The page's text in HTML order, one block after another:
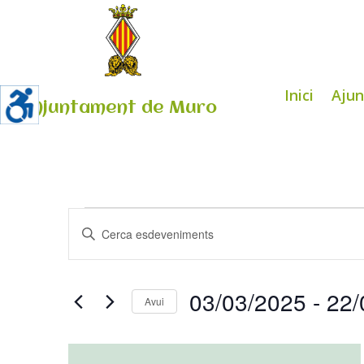
Ajuntament de Muro
Inici
Esdeveniments
Navegació
visual
i
d'Esdeveniments
Introduïu
clau.
Avui 03/03/2025 -
date.
List